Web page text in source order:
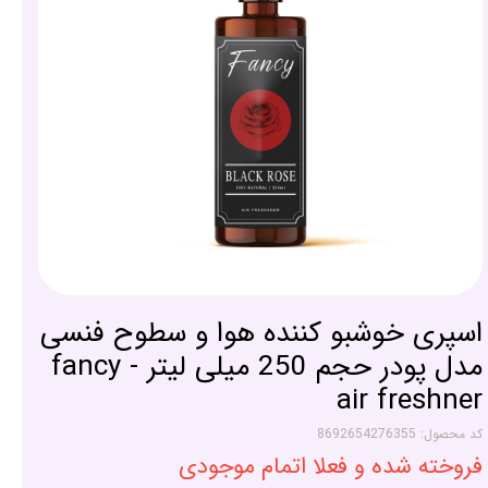
اسپری خوشبو کننده هوا و سطوح فنسی
مدل پودر حجم 250 میلی لیتر - fancy
air freshner
کد محصول: 8692654276355
فروخته شده و فعلا اتمام موجودی